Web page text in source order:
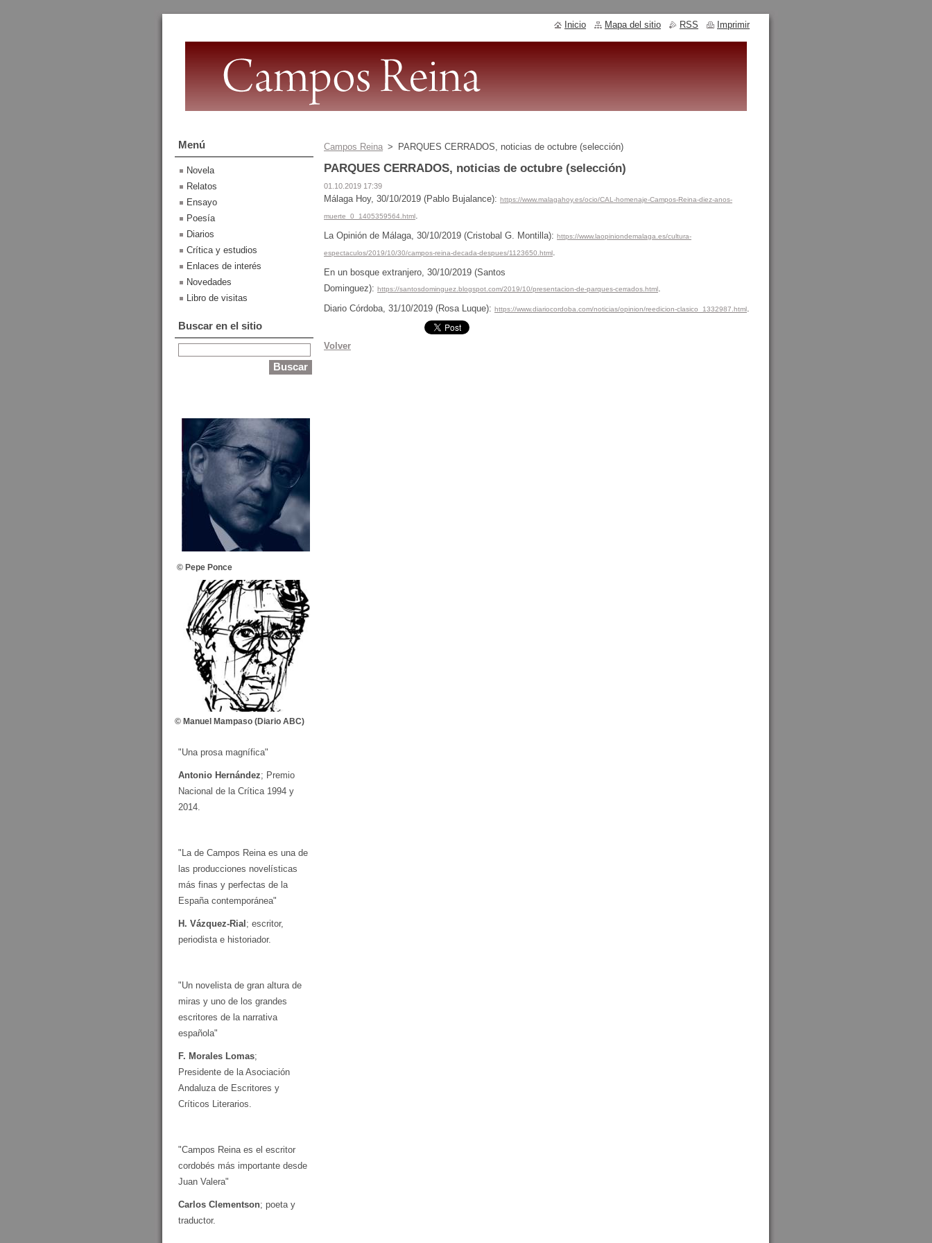
Campos Reina > PARQUES CERRADOS, noticias de octubre (selección)
PARQUES CERRADOS, noticias de octubre (selección)
01.10.2019 17:39
Málaga Hoy, 30/10/2019 (Pablo Bujalance): https://www.malagahoy.es/ocio/CAL-homenaje-Campos-Reina-diez-anos-
muerte_0_1405359564.html.
La Opinión de Málaga, 30/10/2019 (Cristobal G. Montilla): https://www.laopiniondemalaga.es/cultura-
espectaculos/2019/10/30/campos-reina-decada-despues/1123650.html.
En un bosque extranjero, 30/10/2019 (Santos
Dominguez): https://santosdominguez.blogspot.com/2019/10/presentacion-de-parques-cerrados.html.
Diario Córdoba, 31/10/2019 (Rosa Luque): https://www.diariocordoba.com/noticias/opinion/reedicion-clasico_1332987.html.
Volver
Menú
Novela
Relatos
Ensayo
Poesía
Diarios
Crítica y estudios
Enlaces de interés
Novedades
Libro de visitas
Buscar en el sitio
© Pepe Ponce
© Manuel Mampaso (Diario ABC)
"Una prosa magnífica"
Antonio Hernández; Premio
Nacional de la Crítica 1994 y
2014.
"La de Campos Reina es una de
las producciones novelísticas
más finas y perfectas de la
España contemporánea"
H. Vázquez-Rial ; escritor,
periodista e historiador.
"Un novelista de gran altura de
miras y uno de los grandes
escritores de la narrativa
española"
F. Morales Lomas;
Presidente de la Asociación
Andaluza de Escritores y
Críticos Literarios.
"Campos Reina es el escritor
cordobés más importante desde
Juan Valera"
Carlos Clementson; poeta y
traductor.
Inicio Mapa del sitio RSS Imprimir